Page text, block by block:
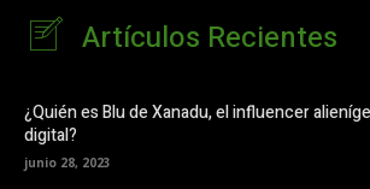
Artículos Recientes
¿Quién es Blu de Xanadu, el influencer
digital?
junio 28, 2023